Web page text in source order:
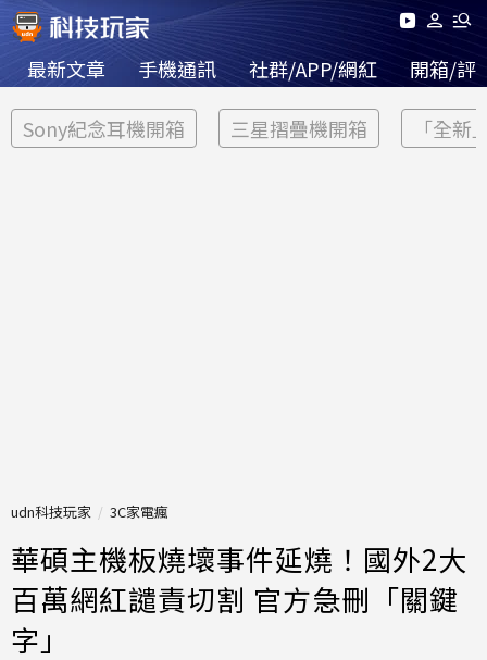
最新文章 手機通訊 社群/APP/網紅 開箱/評
Sony紀念耳機開箱 三星摺疊機開箱 「全新
udn科技玩家 3C家電瘋
華碩主機板燒壞事件延燒！國外2大
百萬網紅譴責切割 官方急刪「關鍵
字」